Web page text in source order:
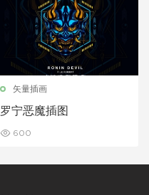
矢量插画
罗宁恶魔插图
600